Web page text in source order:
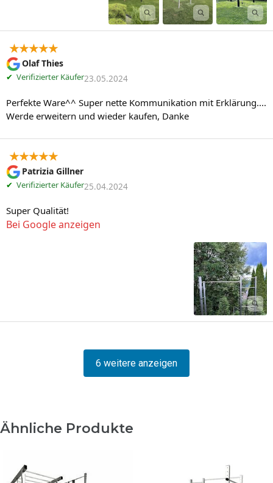
★★★★★
Olaf Thies
✔ Verifizierter Käufer23.05.2024
Perfekte Ware^^ Super nette Kommunikation mit Erklärung....
Werde erweitern und wieder kaufen, Danke
★★★★★
Patrizia Gillner
✔ Verifizierter Käufer25.04.2024
Super Qualität!
Bei Google anzeigen
6 weitere anzeigen
Ähnliche Produkte